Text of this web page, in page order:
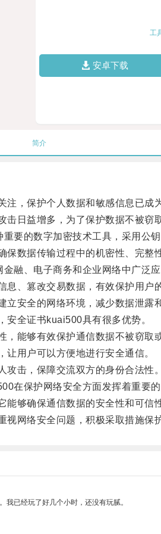
工
安卓下载
简介
，保护个人数据和敏感信息已成为
日益增多，为了保护数据不被窃
的数字加密技术工具，采用公钥
数据传输过程中的机密性、完整性
、电子商务和企业网络中广泛应
、篡改交易数据，有效保护用户的
安全的网络环境，减少数据泄露和
全证书kuai500具有很多优势。
能够有效保护通信数据不被窃取或
用户可以方便地进行安全通信。
击，保障交流双方的身份合法性。
保护网络安全方面发挥着重要的
够确保通信数据的安全性和可信
网络安全问题，积极采取措施保护
我已经玩了好几个小时，还没有玩腻。